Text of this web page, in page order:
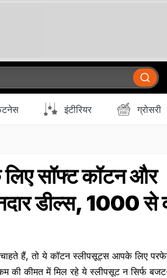
इंटीरियर ग्रोसरी
लिए सॉफ्ट कॉटन और
डील्स, ₹1000
हैं, तो ये कॉटन स्लीपसूट्स आपके लिए
कीमत में मिल रहे ये स्लीपसूट न सिर्फ